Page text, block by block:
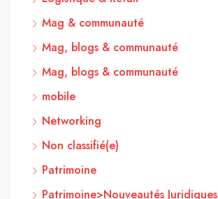
Mag & communauté
Mag, blogs & communauté
Mag, blogs & communauté
mobile
Networking
Non classifié(e)
Patrimoine
Patrimoine>Nouveautés Juridiques